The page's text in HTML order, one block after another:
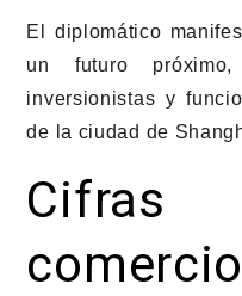
El diplomático
un futuro
inversionistas y
de la ciudad de
Cifras